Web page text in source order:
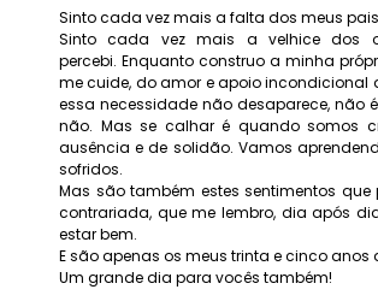
Sinto cada vez mais a falta dos meus
Sinto cada vez mais a velhice dos
percebi. Enquanto construo a minha
me cuide, do amor e apoio incondicional
essa necessidade não desaparece, não
não. Mas se calhar é quando somos
ausência e de solidão. Vamos
sofridos.
Mas são também estes sentimentos
contrariada, que me lembro, dia após
estar bem.
E são apenas os meus trinta e cinco
Um grande dia para vocês também!